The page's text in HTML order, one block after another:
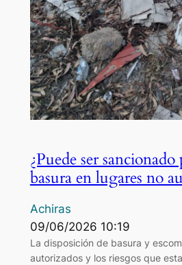
¿Puede ser
basura en lugares no
Achiras
09/06/2026 10:19
La disposición de basura y
autorizados y los riesgos que